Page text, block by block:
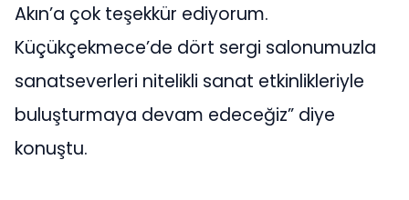
Akın’a çok teşekkür ediyorum.
Küçükçekmece’de dört sergi salonumuzla
sanatseverleri nitelikli sanat etkinlikleriyle
buluşturmaya devam edeceğiz” diye
konuştu.